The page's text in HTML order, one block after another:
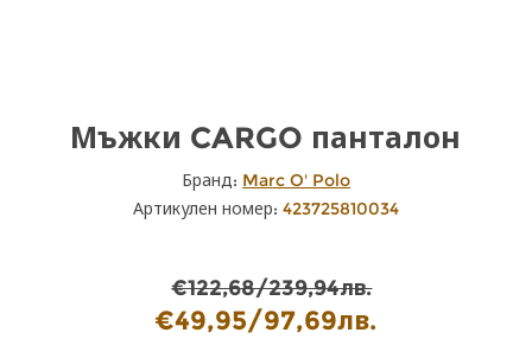
Мъжки CARGO панталон
Бранд: Marc O' Polo
Артикулен номер: 423725810034
€122,68/239,94лв.
€49,95/97,69лв.